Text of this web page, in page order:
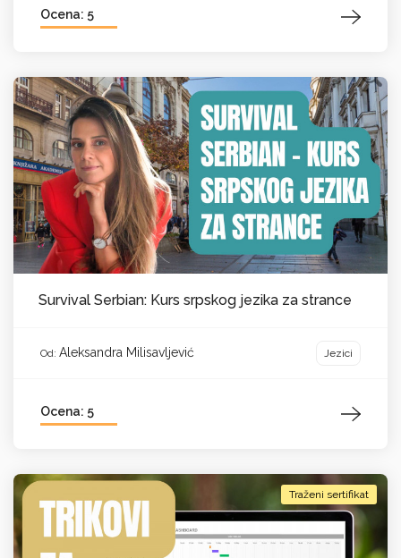
Ocena: 5
Survival Serbian: Kurs srpskog jezika za strance
Od: Aleksandra Milisavljević Jezici
Ocena: 5
Traženi sertifikat